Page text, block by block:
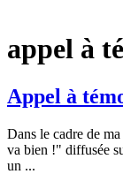
appel à
Appel à
Dans le cadre de
va bien !" diffusée
un ...